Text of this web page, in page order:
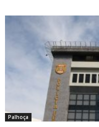
Palhoça